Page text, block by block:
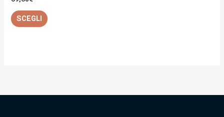
5.00
su 5
SCEGLI